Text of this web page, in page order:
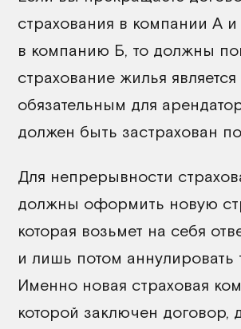
страхования в компании А и
в компанию Б, то должны
страхование жилья является
обязательным для
должен быть застрахован
Для непрерывности
должны оформить новую
которая возьмет на себя
и лишь потом аннулировать
Именно новая страховая
которой заключен договор,